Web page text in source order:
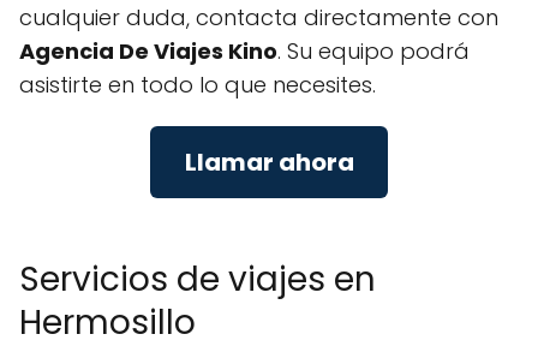
cualquier duda, contacta directamente con
Agencia De Viajes Kino. Su equipo podrá
asistirte en todo lo que necesites.
Llamar ahora
Servicios de viajes en
Hermosillo